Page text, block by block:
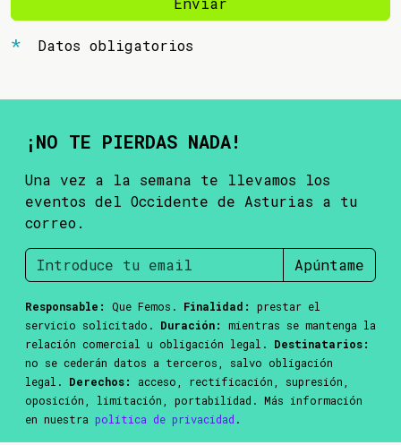
Datos obligatorios
¡NO TE PIERDAS NADA!
Una vez a la semana te llevamos los
eventos del Occidente de Asturias a tu
correo.
Apúntame
Responsable: Que Femos. Finalidad:
prestar el
servicio solicitado. Duración:
mientras se mantenga la
relación comercial u obligación legal. Destinatarios:
no se cederán datos a terceros, salvo obligación
legal. Derechos:
acceso, rectificación, supresión,
oposición, limitación, portabilidad. Más información
en nuestra política de privacidad .